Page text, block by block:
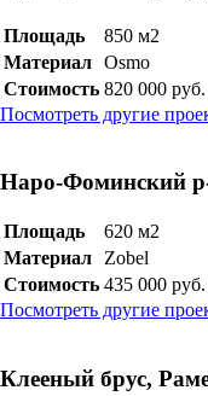
Площадь
850 м2
Материал Osmo
Стоимость 820 000
Посмотреть другие
Наро-Фоминский
Площадь
620 м2
Материал
Zobel
Стоимость 435 000
Посмотреть другие
Клееный брус,